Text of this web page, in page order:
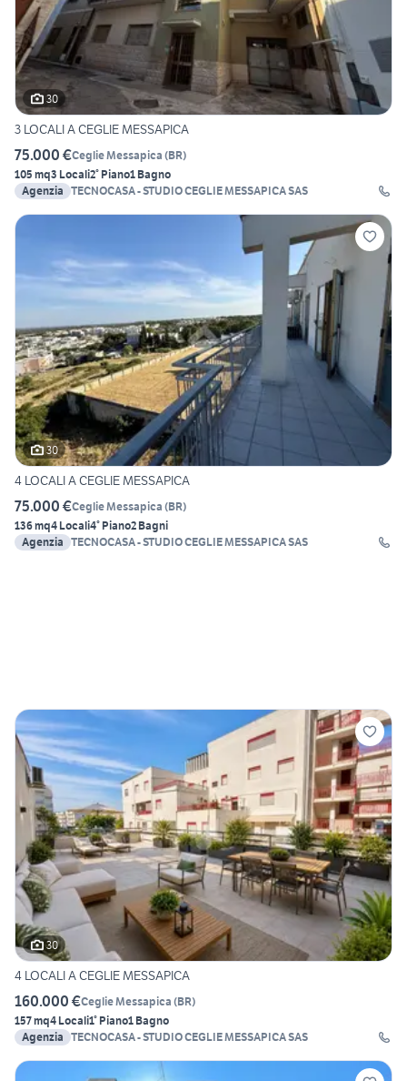
30
3 LOCALI A CEGLIE MESSAPICA
75.000 €Ceglie Messapica (BR)
105 mq3 Locali2° Piano1 Bagno
Agenzia TECNOCASA - STUDIO CEGLIE MESSAPICA SAS
30
4 LOCALI A CEGLIE MESSAPICA
75.000 €Ceglie Messapica (BR)
136 mq4 Locali4° Piano2 Bagni
Agenzia TECNOCASA - STUDIO CEGLIE MESSAPICA SAS
30
4 LOCALI A CEGLIE MESSAPICA
160.000 €Ceglie Messapica (BR)
157 mq4 Locali1° Piano1 Bagno
Agenzia TECNOCASA - STUDIO CEGLIE MESSAPICA SAS